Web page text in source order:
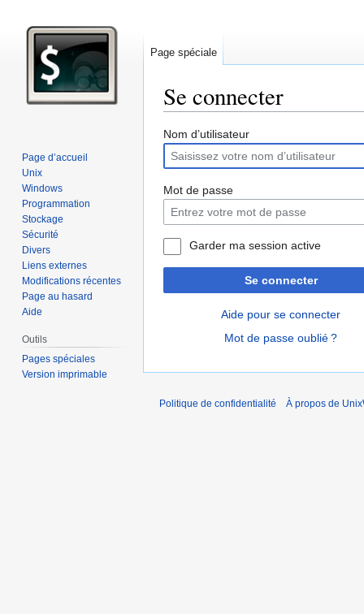
Se connecter
Aller
la
navigation
Aller
la
recherche
Nom d’utilisateur
Mot de passe
Garder ma session active
Se connecter
Aide pour se connecter
Mot de passe oublié ?
Page spéciale
Page d’accueil
Unix
Windows
Programmation
Stockage
Sécurité
Divers
Liens externes
Modifications récentes
Page au hasard
Aide
Outils
Pages spéciales
Version imprimable
Politique de confidentialité À propos de